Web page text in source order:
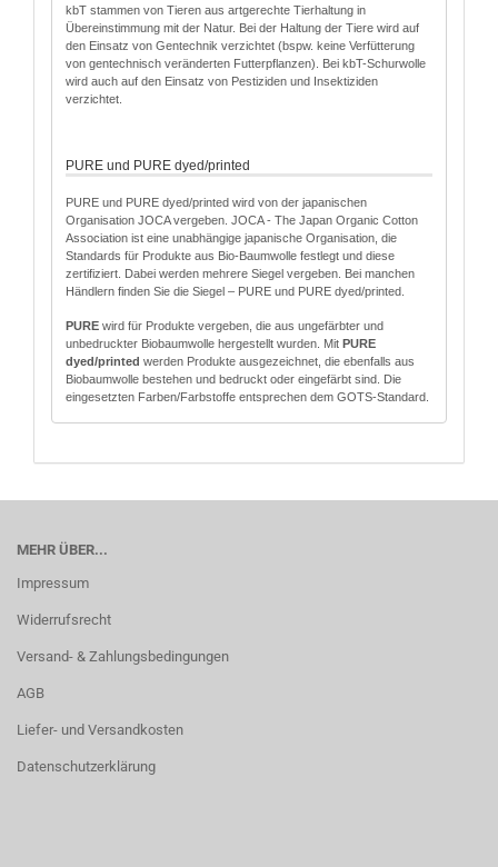
kbT stammen von Tieren aus artgerechte Tierhaltung in
Übereinstimmung mit der Natur. Bei der Haltung der Tiere wird auf
den Einsatz von Gentechnik verzichtet (bspw. keine Verfütterung
von gentechnisch veränderten Futterpflanzen). Bei kbT-Schurwolle
wird auch auf den Einsatz von Pestiziden und Insektiziden
verzichtet.
PURE und PURE dyed/printed
PURE und PURE dyed/printed wird von der japanischen
Organisation JOCA vergeben. JOCA - The Japan Organic Cotton
Association ist eine unabhängige japanische Organisation, die
Standards für Produkte aus Bio-Baumwolle festlegt und diese
zertifiziert. Dabei werden mehrere Siegel vergeben. Bei manchen
Händlern finden Sie die Siegel – PURE und PURE dyed/printed.
PURE wird für Produkte vergeben, die aus ungefärbter und
unbedruckter Biobaumwolle hergestellt wurden. Mit PURE
dyed/printed werden Produkte ausgezeichnet, die ebenfalls aus
Biobaumwolle bestehen und bedruckt oder eingefärbt sind. Die
eingesetzten Farben/Farbstoffe entsprechen dem GOTS-Standard.
MEHR ÜBER...
Impressum
Widerrufsrecht
Versand- & Zahlungsbedingungen
AGB
Liefer- und Versandkosten
Datenschutzerklärung